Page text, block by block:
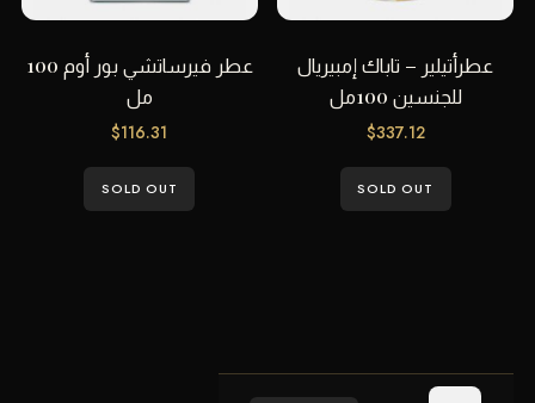
عطرأتيلير – تاباك إمبيريال
للجنسين 100مل
$337.12
SOLD OUT
عطر فيرساتشي بور أوم 100
مل
$116.31
SOLD OUT